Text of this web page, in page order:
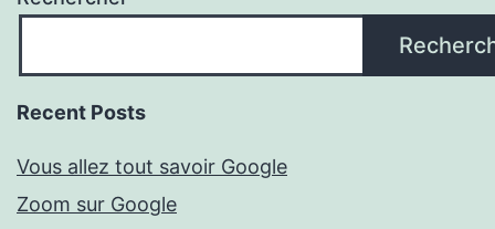
Recent Posts
Vous allez tout savoir Google
Zoom sur Google